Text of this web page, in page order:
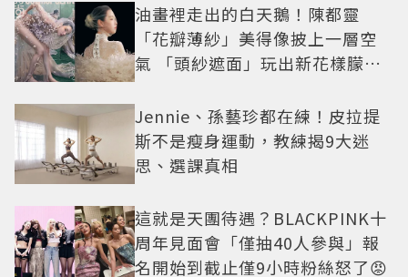
油畫裡走出的白天鵝！陳都靈
「花瓣薄紗」美得像披上一層空
氣 「頭紗遮面」玩出新花樣朦朧
Jennie、孫藝珍都在練！皮拉提
斯不是瘦身運動，教練揭9大迷
思、選課真相
這就是天團待遇？BLACKPINK十
周年見面會「僅抽40人參與」報
名開始到截止僅9小時粉絲怒了😡